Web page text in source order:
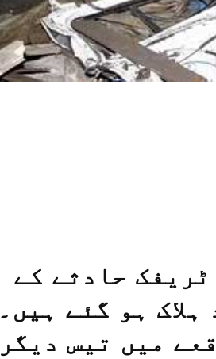
حادثے کے
از کم 48 افراد ہلاک ہو گئے ہیں۔
میں تیس دیگر